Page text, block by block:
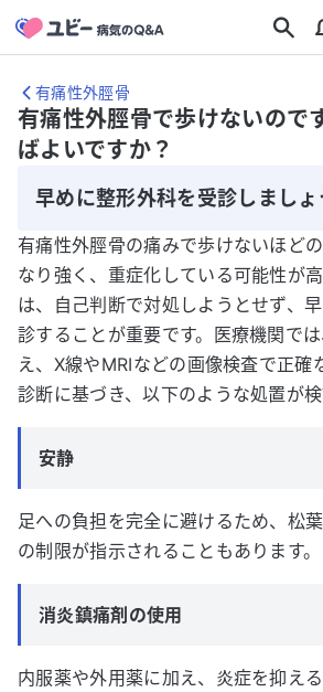
有痛性外脛骨
有痛性外脛骨で歩けないので
ばよいですか？
早めに整形外科を受診しましょ
有痛性外脛骨の痛みで歩けないほど
なり強く、重症化している可能性が
は、自己判断で対処しようとせず、
診することが重要です。医療機関で
え、X線やMRIなどの画像検査で正確
診断に基づき、以下のような処置が検
安静
足への負担を完全に避けるため、松
の制限が指示されることもあります。
消炎鎮痛剤の使用
内服薬や外用薬に加え、炎症を抑え